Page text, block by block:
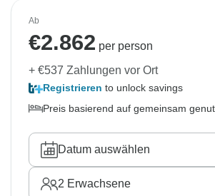
Ab
€2.862 per person
+ €537 Zahlungen vor Ort
Registrieren to unlock savings
Preis basierend auf gemeinsam
Datum auswählen
2 Erwachsene